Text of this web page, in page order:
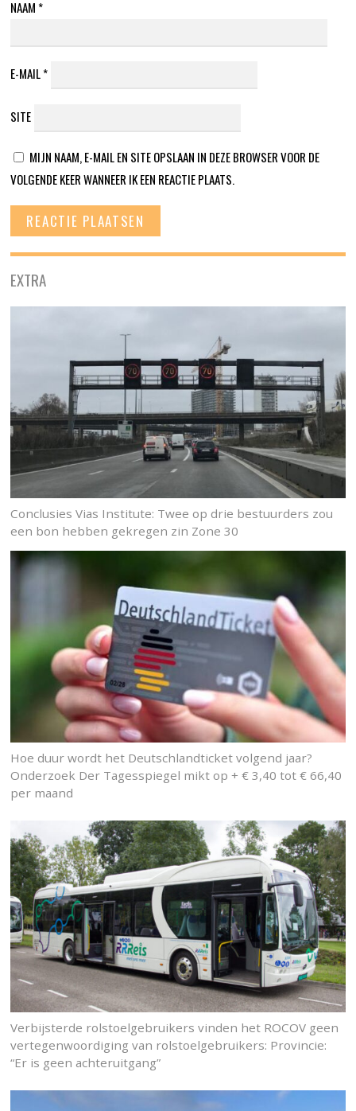
NAAM *
E-MAIL*
SITE
MIJN NAAM, E-MAIL EN SITE OPSLAAN IN DEZE BROWSER VOOR DE
VOLGENDE KEER WANNEER IK EEN REACTIE PLAATS.
EXTRA
Conclusies Vias Institute: Twee op drie bestuurders zou
een bon hebben gekregen zin Zone 30
Hoe duur wordt het Deutschlandticket volgend jaar?
Onderzoek Der Tagesspiegel mikt op + € 3,40 tot € 66,40
per maand
Verbijsterde rolstoelgebruikers vinden het ROCOV geen
vertegenwoordiging van rolstoelgebruikers: Provincie:
“Er is geen achteruitgang”